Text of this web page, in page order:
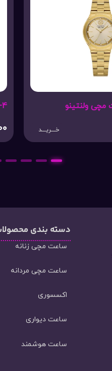
خـــریـــد
1
2
3
دسته‌ بندی
ساعت مچی زنانه
ساعت مچی مردانه
اکسسوری
ساعت دیواری
ساعت هوشمند